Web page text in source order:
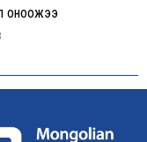
оноожээ